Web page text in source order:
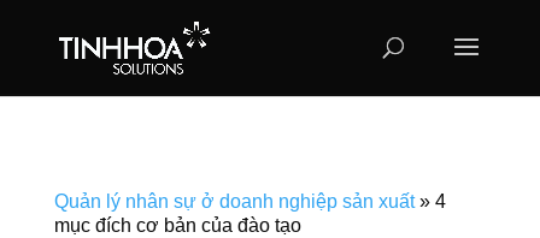
Quản lý nhân sự ở doanh nghiệp sản xuất» 4
mục đích cơ bản của đào tạo